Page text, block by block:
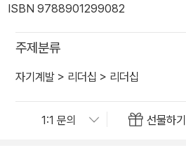
ISBN 9788901299082
주제분류
자기계발 > 리더십 > 리더십
선물하기